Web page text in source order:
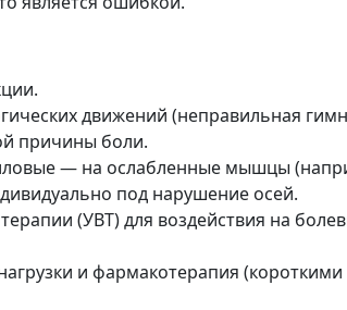
движений (неправильная
причины боли.
— на ослабленные мышцы
под нарушение осей.
(УВТ) для воздействия на
и фармакотерапия (короткими